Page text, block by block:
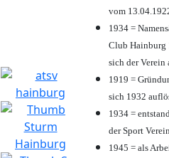
vom
1934 =
Club Hainburg
sich der Verein
1919 =
sich 1932
1934 =
der Sport
1945 = als